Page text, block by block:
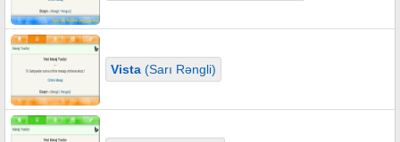
Vista(Sarı Rəngli)